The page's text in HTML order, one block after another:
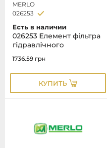
MERLO
026253
Есть в наличии
026253 Елемент фільтра
гідравлічного
1736.59 грн
КУПИТЬ